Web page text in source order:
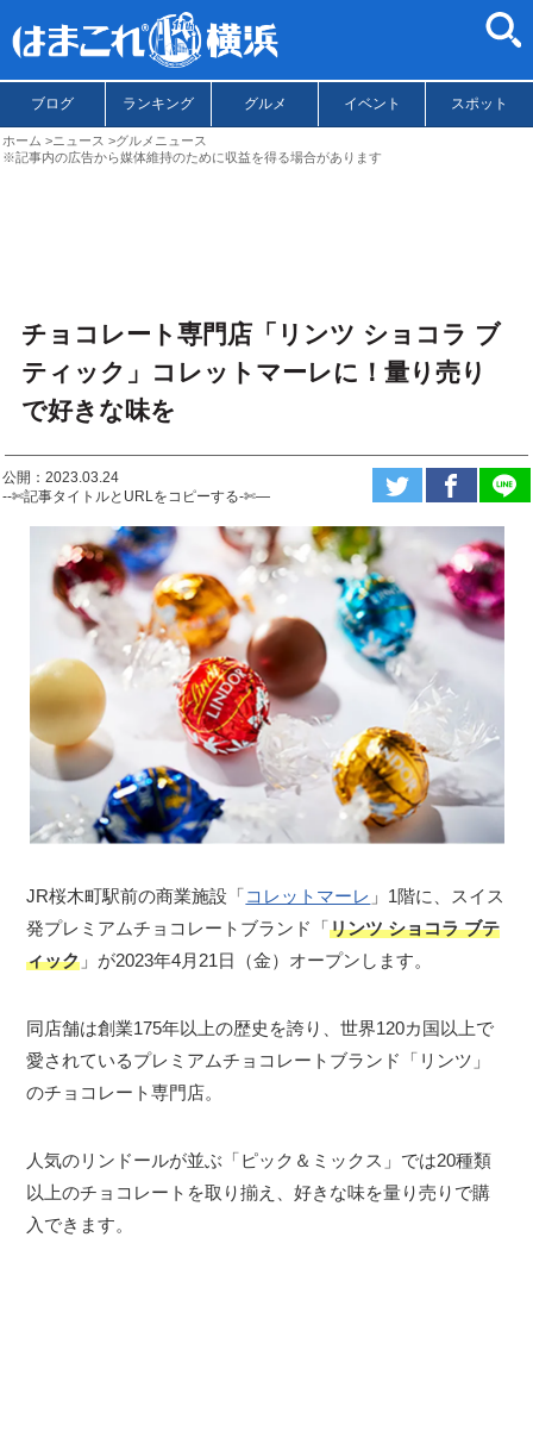
ブログ ランキング グルメ イベント スポット
ホーム ニュース
グルメニュース
※記事内の広告から媒体維持のために収益を得る場合があります
チョコレート専門店「リンツ ショコラ ブ
ティック」コレットマーレに！量り売り
で好きな味を
公開：2023.03.24
--✄記事タイトルとURLをコピーする-✄—
JR桜木町駅前の商業施設「コレットマーレ 」1階に、スイス
発プレミアムチョコレートブランド「リンツ ショコラ ブテ
ィック 」が2023年4月21日（金）オープンします。
同店舗は創業175年以上の歴史を誇り、世界120カ国以上で
愛されているプレミアムチョコレートブランド「リンツ」
のチョコレート専門店。
人気のリンドールが並ぶ「ピック＆ミックス」では20種類
以上のチョコレートを取り揃え、好きな味を量り売りで購
入できます。